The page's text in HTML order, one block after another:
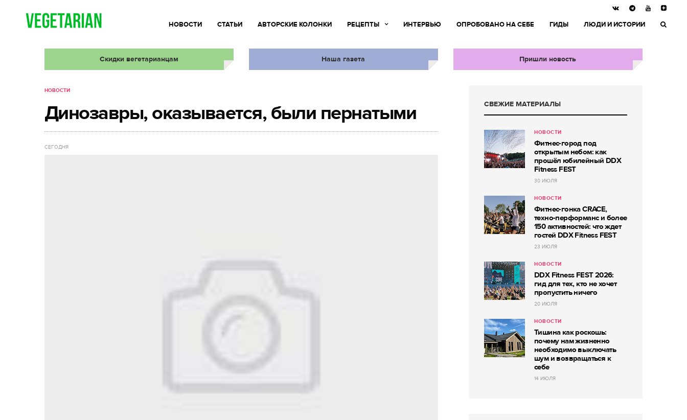
НОВОСТИ СТАТЬИ АВТОРСКИЕ КОЛОНКИ РЕЦЕПТЫ ИНТЕРВЬЮ ОПРОБОВАНО НА СЕБЕ ГИДЫ ЛЮДИ И ИСТОРИИ
Скидки вегетарианцам Наша газета Пришли новость
НОВОСТИ
Динозавры, оказывается, были пернатыми
СЕГОДНЯ
СВЕЖИЕ МАТЕРИАЛЫ
НОВОСТИ
Фитнес-город под
открытым небом: как
прошёл юбилейный DDX
Fitness FEST
30 ИЮЛЯ
НОВОСТИ
Фитнес-гонка CRACE,
техно-перформанс и более
150 активностей: что ждет
гостей DDX Fitness FEST
23 ИЮЛЯ
НОВОСТИ
DDX Fitness FEST 2026:
гид для тех, кто не хочет
пропустить ничего
20 ИЮЛЯ
НОВОСТИ
Тишина как роскошь:
почему нам жизненно
необходимо выключать
шум и возвращаться к
себе
14 ИЮЛЯ